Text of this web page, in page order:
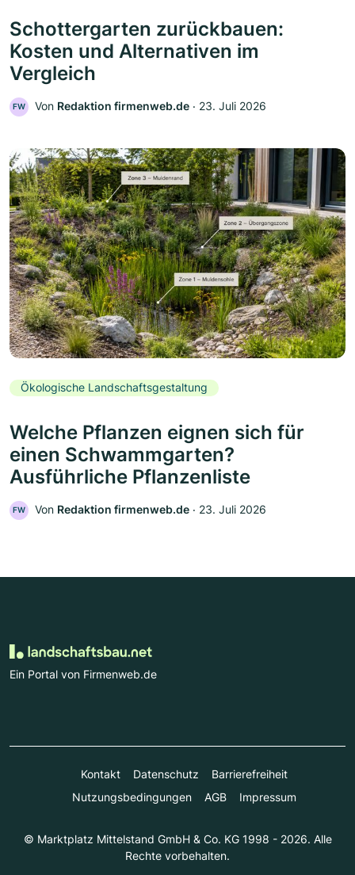
Schottergarten zurückbauen:
Kosten und Alternativen im
Vergleich
FW Von Redaktion firmenweb.de ‧ 23. Juli 2026
Ökologische Landschaftsgestaltung
Welche Pflanzen eignen sich für
einen Schwammgarten?
Ausführliche Pflanzenliste
FW Von Redaktion firmenweb.de ‧ 23. Juli 2026
Ein Portal von Firmenweb.de
Kontakt Datenschutz
Barrierefreiheit
Nutzungsbedingungen
AGB Impressum
© Marktplatz Mittelstand GmbH & Co. KG 1998 - 2026. Alle
Rechte vorbehalten.